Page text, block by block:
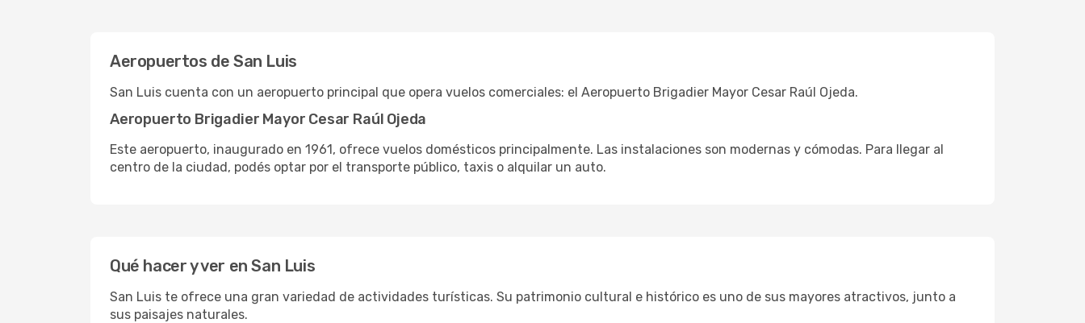
Aeropuertos de San Luis
San Luis cuenta con un aeropuerto principal que opera vuelos comerciales: el Aeropuerto Brigadier Mayor Cesar Raúl Ojeda.
Aeropuerto Brigadier Mayor Cesar Raúl Ojeda
Este aeropuerto, inaugurado en 1961, ofrece vuelos domésticos principalmente. Las instalaciones son modernas y cómodas. Para llegar al
centro de la ciudad, podés optar por el transporte público, taxis o alquilar un auto.
Qué hacer y ver en San Luis
San Luis te ofrece una gran variedad de actividades turísticas. Su patrimonio cultural e histórico es uno de sus mayores atractivos, junto a
sus paisajes naturales.